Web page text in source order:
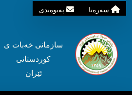
سه‌ره‌تا په‌یوه‌ندی
سازمانی خه‌بات ی
کوردستانی
ئێران